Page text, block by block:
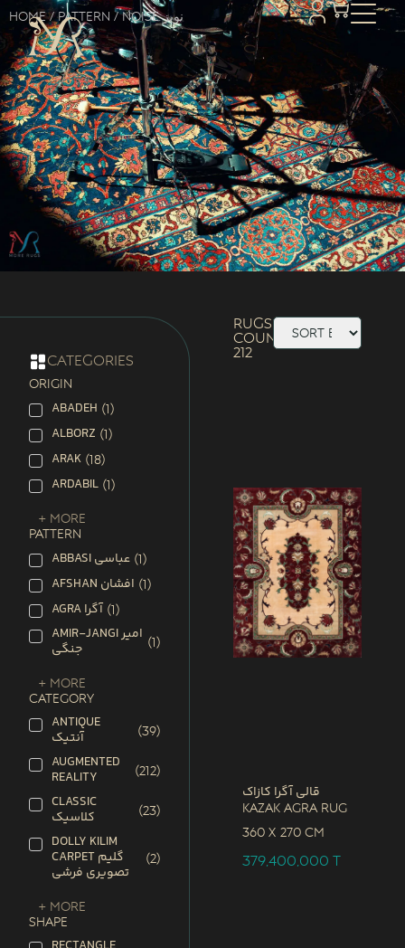
Home / Pattern / Noise نویز
categories
ORIGIN
ABADEH (1)
ALBORZ (1)
ARAK (18)
ARDABIL (1)
+ More
PATTERN
ABBASI عباسی (1)
AFSHAN افشان (1)
AGRA آگرا (1)
AMIR-JANGI امیر
جنگی (1)
+ More
CATEGORY
ANTIQUE
آنتیک (39)
AUGMENTED
REALITY (212)
CLASSIC
کلاسیک (23)
DOLLY KILIM
CARPET گلیم
تصویری فرشی
(2)
+ More
SHAPE
Rugs
Count:
212
قالی آگرا کازاک
Kazak Agra Rug
360 x 270 CM
379,400,000T